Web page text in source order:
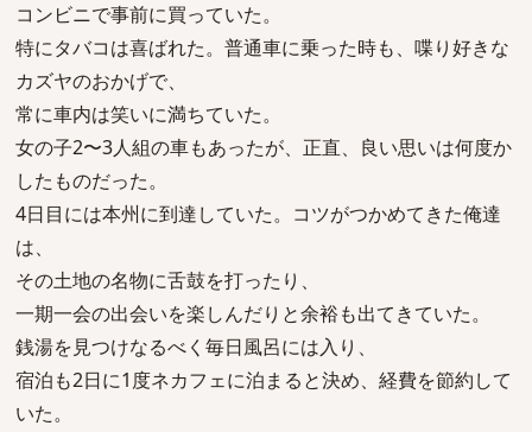
コンビニで事前に買っていた。
特にタバコは喜ばれた。普通車に乗った時も、喋り好きな
カズヤのおかげで、
常に車内は笑いに満ちていた。
女の子2〜3人組の車もあったが、正直、良い思いは何度か
したものだった。
4日目には本州に到達していた。コツがつかめてきた俺達
は、
その土地の名物に舌鼓を打ったり、
一期一会の出会いを楽しんだりと余裕も出てきていた。
銭湯を見つけなるべく毎日風呂には入り、
宿泊も2日に1度ネカフェに泊まると決め、経費を節約して
いた。